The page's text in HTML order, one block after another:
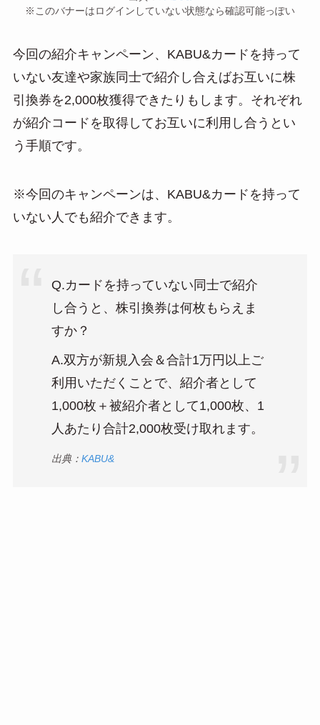
※このバナーはログインしていない状態なら確認可能っぽい
今回の紹介キャンペーン、KABU&カードを持って
いない友達や家族同士で紹介し合えばお互いに株
引換券を2,000枚獲得できたりもします。それぞれ
が紹介コードを取得してお互いに利用し合うとい
う手順です。
※今回のキャンペーンは、KABU&カードを持って
いない人でも紹介できます。
Q.カードを持っていない同士で紹介
し合うと、株引換券は何枚もらえま
すか？
A.双方が新規入会＆合計1万円以上ご
利用いただくことで、紹介者として
1,000枚＋被紹介者として1,000枚、1
人あたり合計2,000枚受け取れます。
出典： KABU&